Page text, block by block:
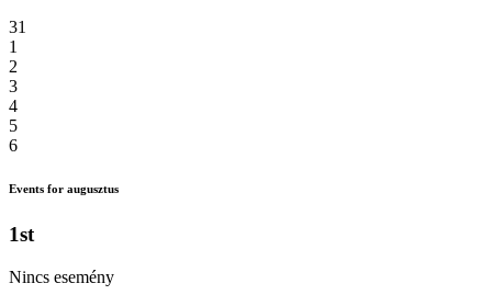
31
1
2
3
4
5
6
Events for augusztus
1st
Nincs esemény